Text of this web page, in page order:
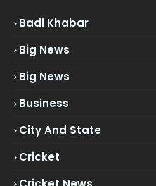
Badi Khabar
Big News
Big News
Business
City And State
Cricket